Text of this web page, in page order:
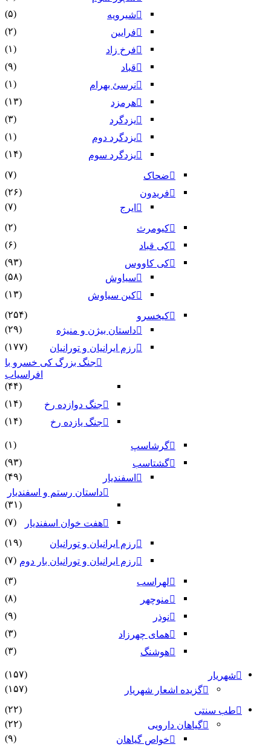
شیرویه
(۵)
فرایین
(۲)
فرخ زاد
(۱)
قباد
(۹)
نرسئ بهرام‏
(۱)
هرمزد
(۱۳)
یزدگرد
(۳)
یزدگرد دوم
(۱)
یزدگرد سوم
(۱۴)
ضحاک
(۷)
فریدون
(۲۶)
ایرج
(۷)
کیومرث
(۲)
کی قباد
(۶)
کی کاووس
(۹۳)
سیاوش
(۵۸)
کین سیاوش
(۱۳)
کیخسرو
(۲۵۴)
داستان بیژن و منیژه
(۲۹)
رزم ایرانیان و تورانیان
(۱۷۷)
جنگ بزرگ کی خسرو با
افراسیاب
(۴۴)
جنگ دوازده رخ
(۱۴)
جنگ یازده رخ
(۱۴)
گرشاسپ
(۱)
گشتاسب
(۹۳)
اسفندیار
(۴۹)
داستان رستم و اسفندیار
(۳۱)
هفت خوان اسفندیار
(۷)
رزم ایرانیان و تورانیان
(۱۹)
رزم ایرانیان و تورانیان بار دوم (۷)
لهراسب
(۳)
منوچهر
(۸)
نوذر
(۹)
هماى چهرزاد
(۳)
هوشنگ
(۳)
شهریار
(۱۵۷)
گزیده اشعار شهریار
(۱۵۷)
طب سنتی
(۲۲)
گیاهان دارویی
(۲۲)
خواص گیاهان
(۹)